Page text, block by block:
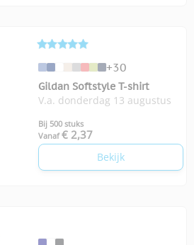
+30
Gildan Softstyle T-shirt
V.a. donderdag 13 augustus
Bij 500 stuks
Vanaf € 2,37
Bekijk